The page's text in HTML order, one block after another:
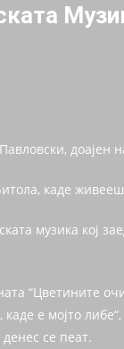
доајен
каде
музика кој
“Цветините
е мојто
се пеат.